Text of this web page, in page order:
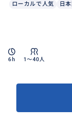
ローカルで人気 日
6h 1〜40人